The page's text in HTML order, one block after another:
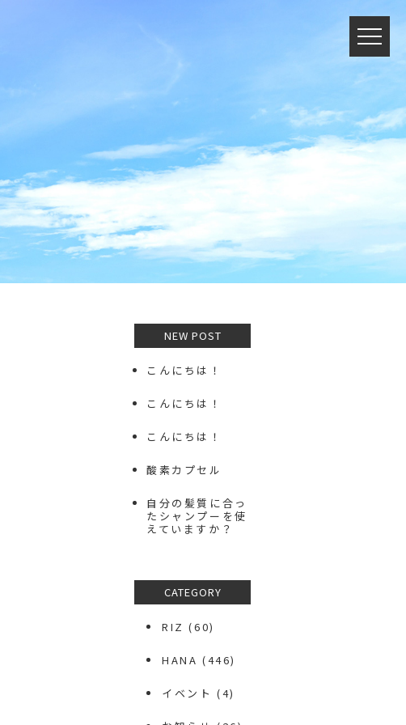
NEW POST
こんにちは！
こんにちは！
こんにちは！
酸素カプセル
自分の髪質に合っ
たシャンプーを使
えていますか？
CATEGORY
RIZ (60)
HANA (446)
イベント (4)